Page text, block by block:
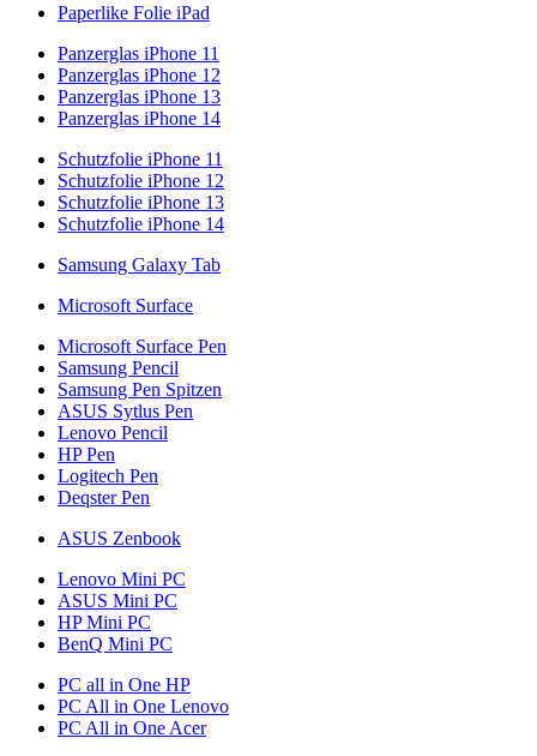
Paperlike Folie iPad
Panzerglas iPhone 11
Panzerglas iPhone 12
Panzerglas iPhone 13
Panzerglas iPhone 14
Schutzfolie iPhone 11
Schutzfolie iPhone 12
Schutzfolie iPhone 13
Schutzfolie iPhone 14
Samsung Galaxy Tab
Microsoft Surface
Microsoft Surface Pen
Samsung Pencil
Samsung Pen Spitzen
ASUS Sytlus Pen
Lenovo Pencil
HP Pen
Logitech Pen
Deqster Pen
ASUS Zenbook
Lenovo Mini PC
ASUS Mini PC
HP Mini PC
BenQ Mini PC
PC all in One HP
PC All in One Lenovo
PC All in One Acer